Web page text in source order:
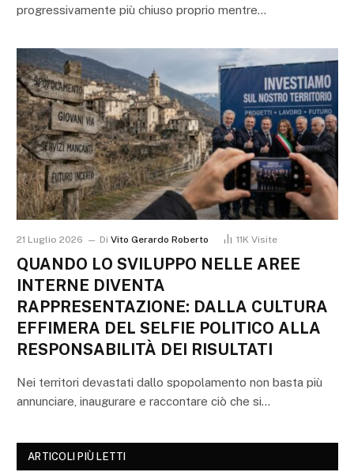
progressivamente più chiuso proprio mentre…
21 Luglio 2026 Di Vito Gerardo Roberto 11K Visite
QUANDO LO SVILUPPO NELLE AREE
INTERNE DIVENTA
RAPPRESENTAZIONE: DALLA CULTURA
EFFIMERA DEL SELFIE POLITICO ALLA
RESPONSABILITÀ DEI RISULTATI
Nei territori devastati dallo spopolamento non basta più
annunciare, inaugurare e raccontare ciò che si…
ARTICOLI PIÙ LETTI